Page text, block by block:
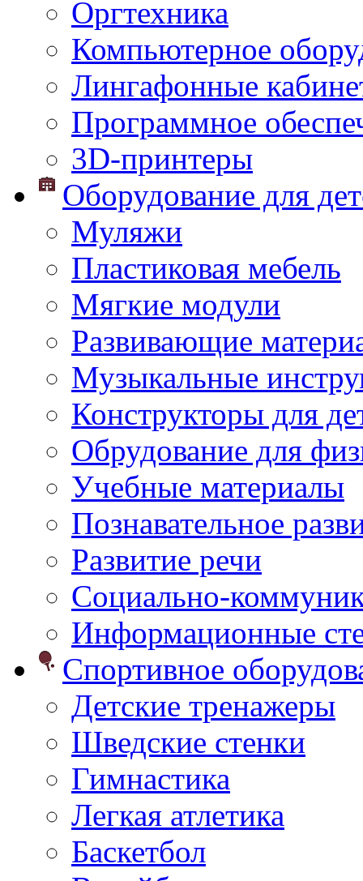
Оргтехника
Компьютерное
Лингафонные
Программное
3D-принтеры
Оборудование для
Муляжи
Пластиковая мебель
Мягкие модули
Развивающие
Музыкальные
Конструкторы для
Обрудование для
Учебные материалы
Познавательное
Развитие речи
Социально-
Информационные
Спортивное
Детские тренажеры
Шведские стенки
Гимнастика
Легкая атлетика
Баскетбол